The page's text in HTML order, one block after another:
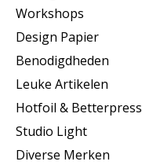
Workshops
Design Papier
Benodigdheden
Leuke Artikelen
Hotfoil & Betterpress
Studio Light
Diverse Merken